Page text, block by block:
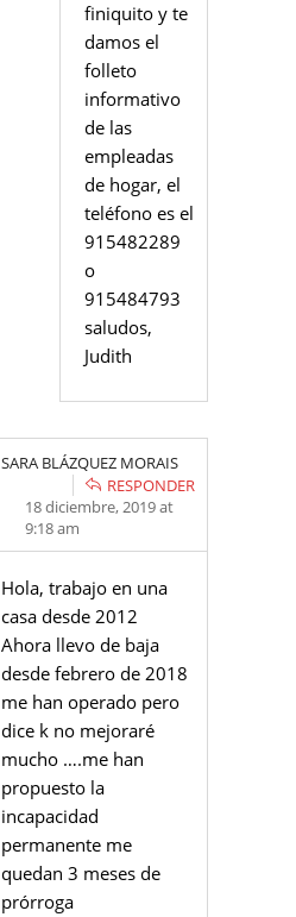
finiquito y te
damos el
folleto
informativo
de las
empleadas
de hogar, el
teléfono es el
915482289
o
915484793
saludos,
Judith
SARA BLÁZQUEZ MORAIS
RESPONDER
18 diciembre, 2019 at
9:18 am
Hola, trabajo en una
casa desde 2012
Ahora llevo de baja
desde febrero de 2018
me han operado pero
dice k no mejoraré
mucho ….me han
propuesto la
incapacidad
permanente me
quedan 3 meses de
prórroga